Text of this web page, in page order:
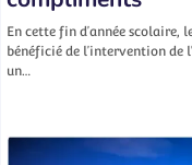
En cette fin d’année scolaire,
bénéficié de l’intervention de
un…